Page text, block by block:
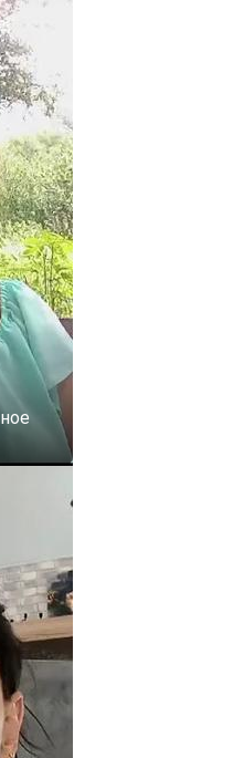
удобный мессенджер!
WhatsApp
EMail